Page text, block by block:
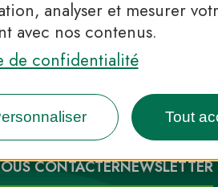
analyser et mesurer
avec nos contenus.
de confidentialité
Tout
en
CONTACTERNEWSLETTER